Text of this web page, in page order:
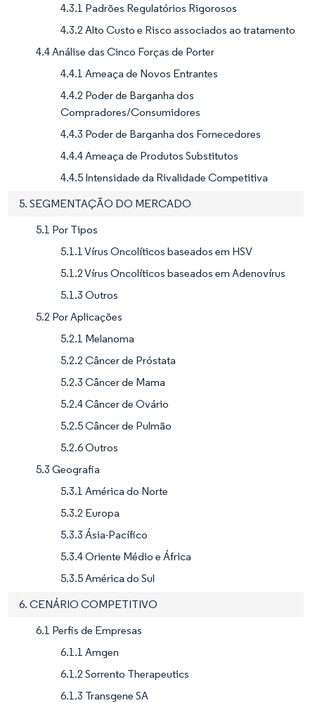
4.3.1 Padrões Regulatórios Rigorosos
4.3.2 Alto Custo e Risco associados ao tratamento
4.4 Análise das Cinco Forças de Porter
4.4.1 Ameaça de Novos Entrantes
4.4.2 Poder de Barganha dos
Compradores/Consumidores
4.4.3 Poder de Barganha dos Fornecedores
4.4.4 Ameaça de Produtos Substitutos
4.4.5 Intensidade da Rivalidade Competitiva
5. SEGMENTAÇÃO DO MERCADO
5.1 Por Tipos
5.1.1 Vírus Oncolíticos baseados em HSV
5.1.2 Vírus Oncolíticos baseados em Adenovírus
5.1.3 Outros
5.2 Por Aplicações
5.2.1 Melanoma
5.2.2 Câncer de Próstata
5.2.3 Câncer de Mama
5.2.4 Câncer de Ovário
5.2.5 Câncer de Pulmão
5.2.6 Outros
5.3 Geografia
5.3.1 América do Norte
5.3.2 Europa
5.3.3 Ásia-Pacífico
5.3.4 Oriente Médio e África
5.3.5 América do Sul
6. CENÁRIO COMPETITIVO
6.1 Perfis de Empresas
6.1.1 Amgen
6.1.2 Sorrento Therapeutics
6.1.3 Transgene SA